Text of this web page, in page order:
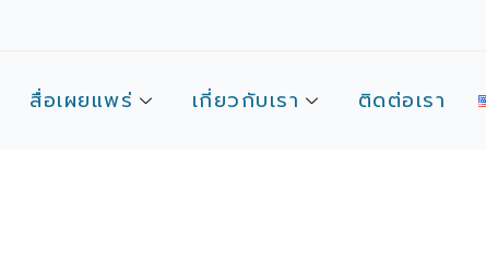
สื่อเผยแพร่ เกี่ยวกับเรา ติดต่อเรา